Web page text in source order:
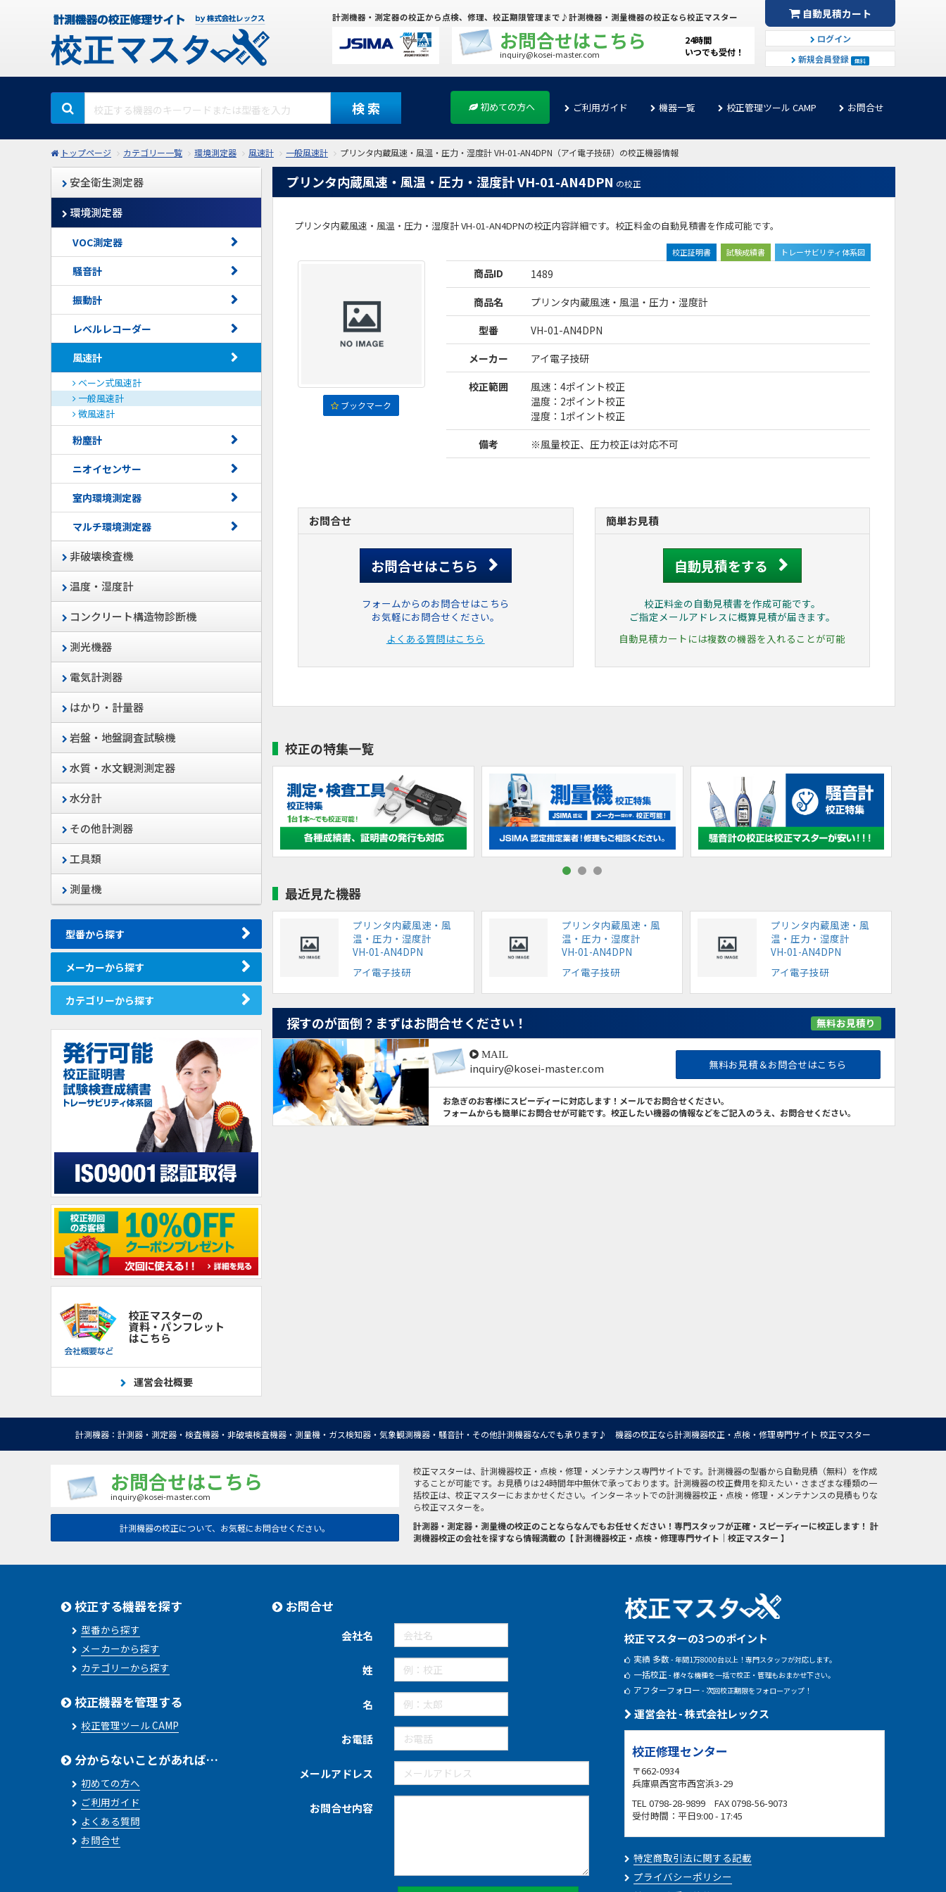
計測機器・測定器の校正から点検、修理、校正期限管理まで♪計測機器・測量機器の校正なら校正マスター
24時間
いつでも受付！
お問合せはこちら
inquiry@kosei-master.com
自動見積カート
ログイン
新規会員登録
無料
検 索 初めての方へ ご利用ガイド 機器一覧 校正管理ツール CAMP お問合せ
トップページ カテゴリー一覧 環境測定器 風速計 一般風速計 プリンタ内蔵風速・風温・圧力・湿度計 VH-01-AN4DPN（アイ電子技研）の校正機器情報
安全衛生測定器
環境測定器
VOC測定器
騒音計
振動計
レベルレコーダー
風速計
ベーン式風速計
一般風速計
微風速計
粉塵計
ニオイセンサー
室内環境測定器
マルチ環境測定器
非破壊検査機
温度・湿度計
コンクリート構造物診断機
測光機器
電気計測器
はかり・計量器
岩盤・地盤調査試験機
水質・水文観測測定器
水分計
その他計測器
工具類
測量機
型番から探す
メーカーから探す
カテゴリーから探す
校正マスターの
資料・パンフレット
はこちら
運営会社概要
プリンタ内蔵風速・風温・圧力・湿度計 VH-01-AN4DPN の校正
プリンタ内蔵風速・風温・圧力・湿度計 VH-01-AN4DPNの校正内容詳細です。校正料金の自動見積書を作成可能です。
ブックマーク
校正証明書 試験成績書 トレーサビリティ体系図
商品ID
1489
商品名
プリンタ内蔵風速・風温・圧力・湿度計
型番
VH-01-AN4DPN
メーカー
アイ電子技研
校正範囲
風速：4ポイント校正
温度：2ポイント校正
湿度：1ポイント校正
備考
※風量校正、圧力校正は対応不可
お問合せ
お問合せはこちら
フォームからのお問合せはこちら
お気軽にお問合せください。
よくある質問はこちら
簡単お見積
自動見積をする
校正料金の自動見積書を作成可能です。
ご指定メールアドレスに概算見積が届きます。
自動見積カートには複数の機器を入れることが可能
校正の特集一覧
最近見た機器
プリンタ内蔵風速・風
VH-01-AN4DPN
プリンタ内蔵風速・風
温・圧力・湿度計
VH-01-AN4DPN
アイ電子技研
プリンタ内蔵風速・風
温・圧力・湿度計
VH-01-AN4DPN
アイ電子技研
プリンタ内蔵風速・風
温・圧力・湿度計
VH-01-AN4DPN
アイ電子技研
探すのが面倒？ まずはお問合せください！ 無料お見積り
MAIL
inquiry@kosei-master.com 無料お見積＆お問合せはこちら
お急ぎのお客様にスピーディーに対応します！メールでお問合せください。
フォームからも簡単にお問合せが可能です。校正したい機器の情報などをご記入のうえ、お問合せください。
計測機器：計測器・測定器・検査機器・非破壊検査機器・測量機・ガス検知器・気象観測機器・騒音計・その他計測機器なんでも承ります♪ 機器の校正なら計測機器校正・点検・修理専門サイト 校正マスター
お問合せはこちら
inquiry@kosei-master.com
計測機器の校正について、お気軽にお問合せください。
校正マスターは、計測機器校正・点検・修理・メンテナンス専門サイトです。計測機器の型番から自動見積（無料）を作成
することが可能です。お見積りは24時間年中無休で承っております。計測機器の校正費用を抑えたい・さまざまな種類の一
括校正は、校正マスターにおまかせください。インターネットでの計測機器校正・点検・修理・メンテナンスの見積もりな
ら校正マスターを。
計測器・測定器・測量機の校正のことならなんでもお任せください！専門スタッフが正確・スピーディーに校正します！ 計
測機器校正の会社を探すなら情報満載の【 計測機器校正・点検・修理専門サイト｜校正マスター 】
校正する機器を探す
型番から探す
メーカーから探す
カテゴリーから探す
校正機器を管理する
校正管理ツール CAMP
分からないことがあれば…
初めての方へ
ご利用ガイド
よくある質問
お問合せ
お問合せ
会社名
姓
名
お電話
メールアドレス
お問合せ内容
校正マスターの3つのポイント
実績 多数- 年間1万8000台以上！専門スタッフが対応します。
一括校正 - 様々な機種を一括で校正・管理もおまかせ下さい。
アフターフォロー - 次回校正期限をフォローアップ！
運営会社 - 株式会社レックス
校正修理センター
〒662-0934
兵庫県西宮市西宮浜3-29
TEL 0798-28-9899 FAX 0798-56-9073
受付時間：平日9:00 - 17:45
特定商取引法に関する記載
プライバシーポリシー